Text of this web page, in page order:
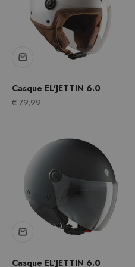
Casque EL'JETTIN 6.0
Prix après remise
€ 79,99
Casque EL'JETTIN 6.0
Offrir une Gift Card